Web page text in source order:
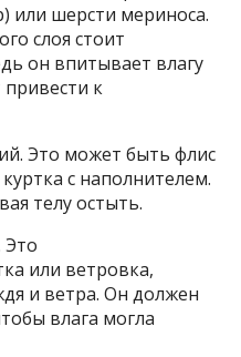
или шерсти мериноса.
слоя стоит
он впитывает влагу
к
Это может быть флис
с наполнителем.
телу остыть.
или ветровка,
и ветра. Он должен
влага могла